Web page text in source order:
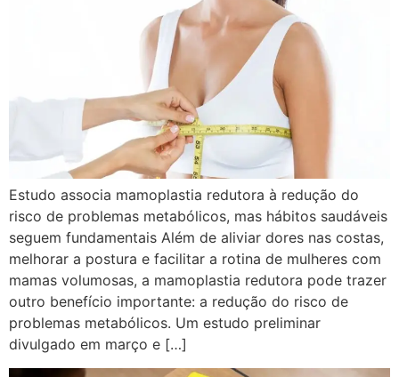
Estudo associa mamoplastia redutora à redução do
risco de problemas metabólicos, mas hábitos saudáveis
seguem fundamentais Além de aliviar dores nas costas,
melhorar a postura e facilitar a rotina de mulheres com
mamas volumosas, a mamoplastia redutora pode trazer
outro benefício importante: a redução do risco de
problemas metabólicos. Um estudo preliminar
divulgado em março e […]